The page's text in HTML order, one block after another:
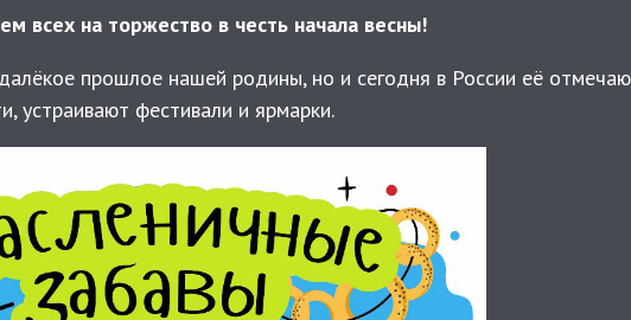
всех на торжество в честь начала весны!
прошлое нашей родины, но и сегодня в России её
устраивают фестивали и ярмарки.